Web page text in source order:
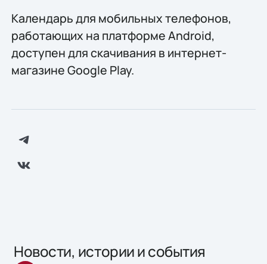
Календарь для мобильных телефонов,
работающих на платформе Android,
доступен для скачивания в интернет-
магазине Google Play.
Новости, истории и события